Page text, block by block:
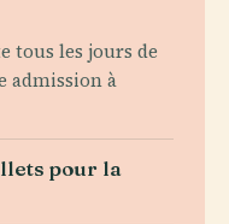
tous les jours de
admission à
pour la